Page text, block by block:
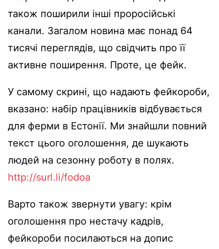
також поширили інші проросійські
канали. Загалом новина має понад 64
тисячі переглядів, що свідчить про її
активне поширення. Проте, це фейк.
У самому скрині, що надають фейкороби,
вказано: набір працівників відбувається
для ферми в Естонії. Ми знайшли повний
текст цього оголошення, де шукають
людей на сезонну роботу в полях.
http://surl.li/fodoa
Варто також звернути увагу: крім
оголошення про нестачу кадрів,
фейкороби посилаються на допис